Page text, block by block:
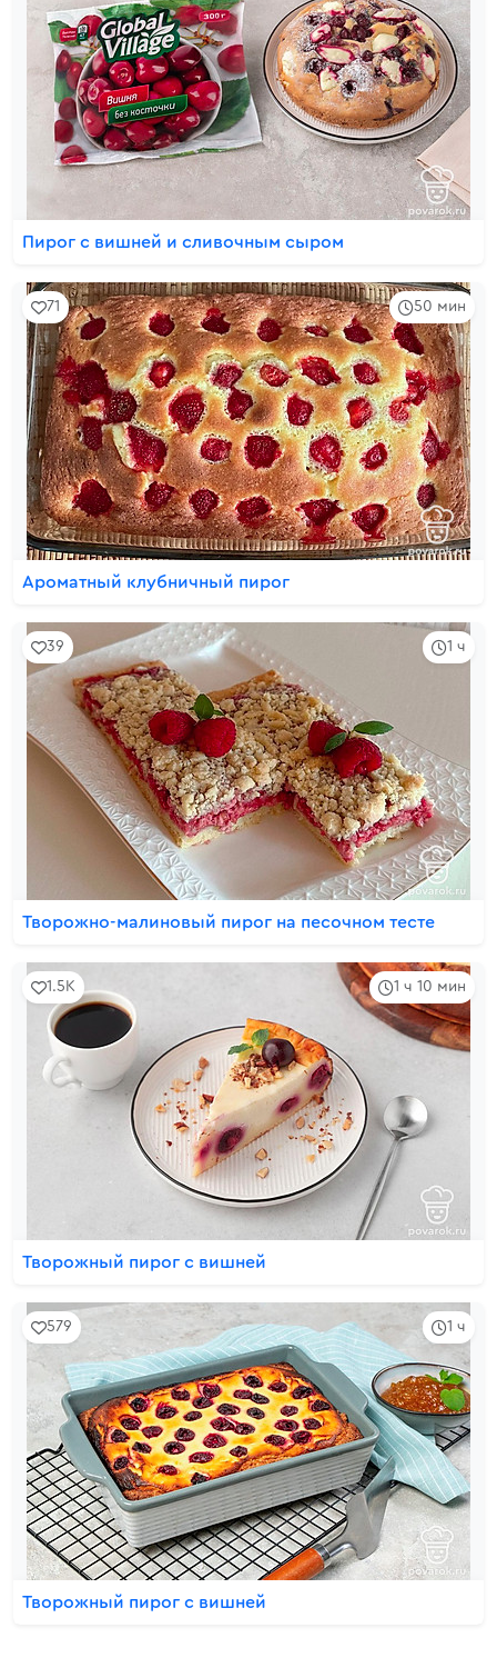
Пирог с вишней и сливочным сыром
50 мин
71
Ароматный клубничный пирог
1 ч
39
Творожно-малиновый пирог на песочном тесте
1 ч 10 мин
1.5K
Творожный пирог с вишней
1 ч
579
Творожный пирог с вишней